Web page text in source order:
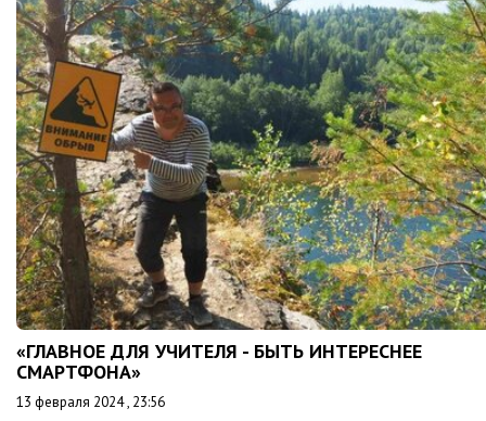
«ГЛАВНОЕ ДЛЯ УЧИТЕЛЯ - БЫТЬ ИНТЕРЕСНЕЕ
СМАРТФОНА»
13 февраля 2024 , 23:56